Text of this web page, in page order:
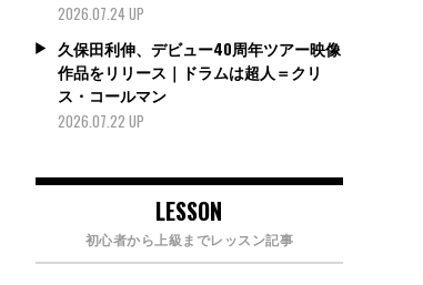
2026.07.24 UP
久保田利伸、デビュー40周年ツアー映像
作品をリリース｜ドラムは超人＝クリ
ス・コールマン
2026.07.22 UP
LESSON
初心者から上級までレッスン記事